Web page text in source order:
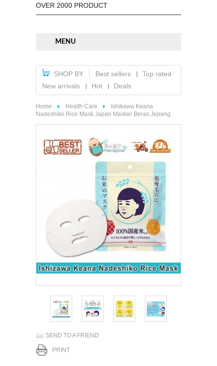
OVER 2000 PRODUCT
MENU
SHOP BY Best sellers
Top rated
New arrivals
Hot Deals
Home Health Care
Ishikawa Keana
Nadeshiko Rice Mask Japan Masker Beras Jepang
SEND TO A FRIEND
PRINT